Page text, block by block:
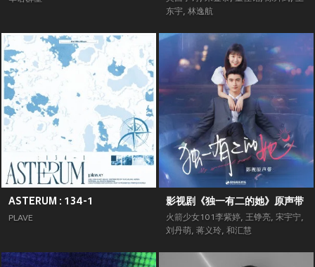
东宇, 林逸航
ASTERUM : 134-1
PLAVE
影视剧《独一有二的她》原声带
火箭少女101李紫婷, 王铮亮, 宋宇宁,
刘丹萌, 蒋义玲, 和汇慧